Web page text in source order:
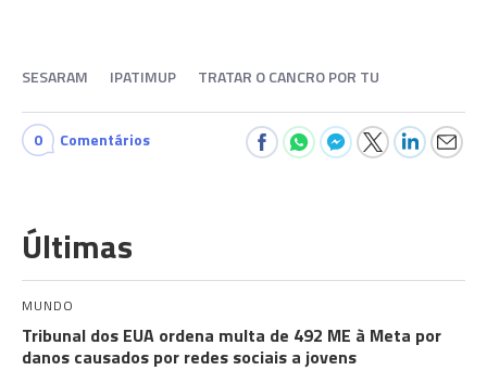
SESARAM IPATIMUP TRATAR O CANCRO POR TU
0 Comentários
Últimas
MUNDO
Tribunal dos EUA ordena multa de 492 ME à Meta por
danos causados por redes sociais a jovens